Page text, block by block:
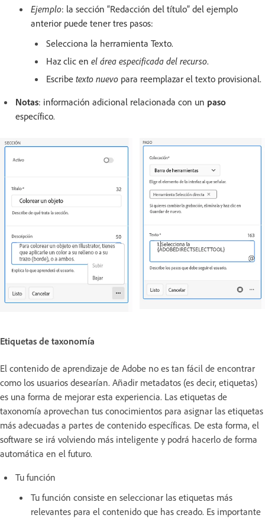
Ejemplo: la sección “Redacción del título” del ejemplo
anterior puede tener tres pasos:
Selecciona la herramienta Texto.
Haz clic en el área especificada del recurso.
Escribe texto nuevo para reemplazar el texto provisional.
Notas: información adicional relacionada con un paso
específico.
Etiquetas de taxonomía
El contenido de aprendizaje de Adobe no es tan fácil de encontrar
como los usuarios desearían. Añadir metadatos (es decir, etiquetas)
es una forma de mejorar esta experiencia. Las etiquetas de
taxonomía aprovechan tus conocimientos para asignar las etiquetas
más adecuadas a partes de contenido específicas. De esta forma, el
software se irá volviendo más inteligente y podrá hacerlo de forma
automática en el futuro.
Tu función
Tu función consiste en seleccionar las etiquetas más
relevantes para el contenido que has creado. Es importante